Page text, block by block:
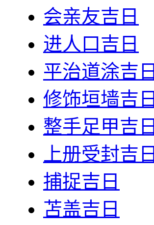
会亲友吉日
进人口吉日
平治道涂吉日
修饰垣墙吉日
整手足甲吉日
上册受封吉日
捕捉吉日
苫盖吉日